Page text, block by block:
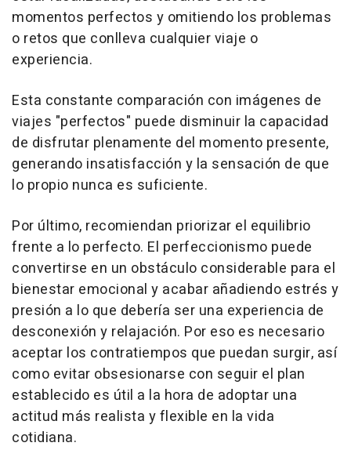
momentos perfectos y omitiendo los problemas
o retos que conlleva cualquier viaje o
experiencia.
Esta constante comparación con imágenes de
viajes "perfectos" puede disminuir la capacidad
de disfrutar plenamente del momento presente,
generando insatisfacción y la sensación de que
lo propio nunca es suficiente.
Por último, recomiendan priorizar el equilibrio
frente a lo perfecto. El perfeccionismo puede
convertirse en un obstáculo considerable para el
bienestar emocional y acabar añadiendo estrés y
presión a lo que debería ser una experiencia de
desconexión y relajación. Por eso es necesario
aceptar los contratiempos que puedan surgir, así
como evitar obsesionarse con seguir el plan
establecido es útil a la hora de adoptar una
actitud más realista y flexible en la vida
cotidiana.